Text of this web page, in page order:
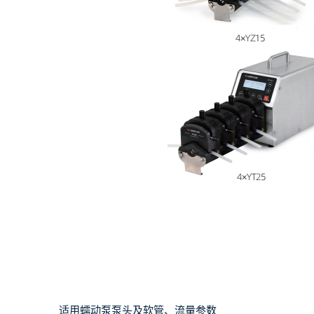
适用蠕动泵泵头及软管、流量参数